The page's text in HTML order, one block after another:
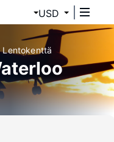
USD
Lentokenttä